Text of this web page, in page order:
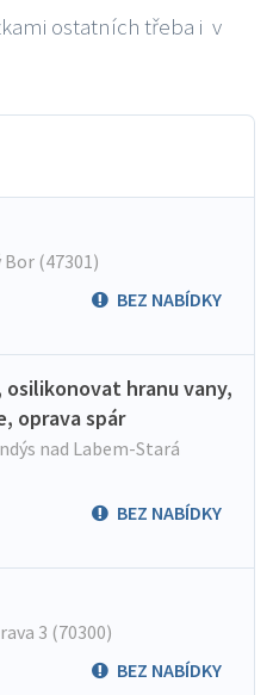
ostatních třeba i v
Bor (47301)
BEZ NABÍDKY
osilikonovat hranu vany,
oprava spár
nad Labem-Stará
BEZ NABÍDKY
3 (70300)
BEZ NABÍDKY